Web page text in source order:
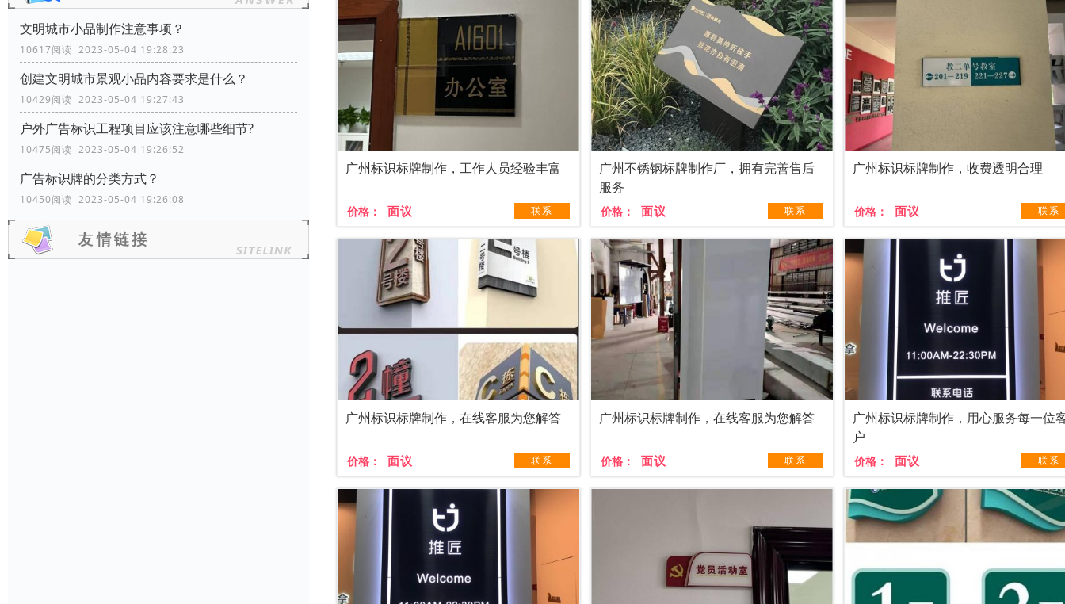
文明城市小品制作注意事项？
10617阅读 2023-05-04 19:28:23
创建文明城市景观小品内容要求是什么？
10429阅读 2023-05-04 19:27:43
户外广告标识工程项目应该注意哪些细节?
10475阅读 2023-05-04 19:26:52
广告标识牌的分类方式？
10450阅读 2023-05-04 19:26:08
广州标识标牌制作，工作人员经验丰富
价格： 面议 联系
广州不锈钢标牌制作厂，拥有完善售后
服务
价格： 面议 联系
广州标识标牌制作，收费透明合理
价格： 面议 联系
广州标识标牌制作，在线客服为您解答
价格： 面议 联系
广州标识标牌制作，在线客服为您解答
价格： 面议 联系
广州标识标牌制作，用心服务每一位
户
价格： 面议 联系